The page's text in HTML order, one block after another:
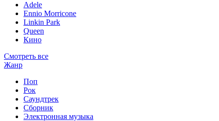
Adele
Ennio Morricone
Linkin Park
Queen
Кино
Смотреть все
Жанр
Поп
Рок
Саундтрек
Сборник
Электронная музыка